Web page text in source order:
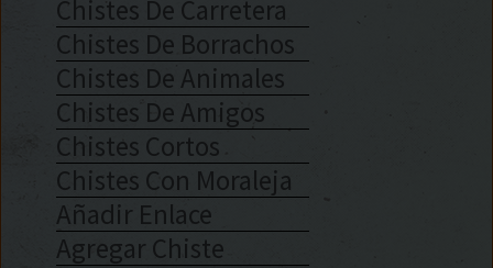
Chistes De Carretera
Chistes De Borrachos
Chistes De Animales
Chistes De Amigos
Chistes Cortos
Chistes Con Moraleja
Añadir Enlace
Agregar Chiste